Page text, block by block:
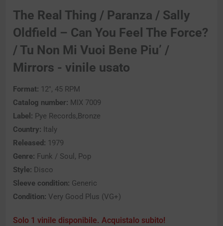
The Real Thing / Paranza / Sally
Oldfield – Can You Feel The Force?
/ Tu Non Mi Vuoi Bene Piu’ /
Mirrors - vinile usato
Format: 12″, 45 RPM
Catalog number: MIX 7009
Label: Pye Records,Bronze
Country: Italy
Released: 1979
Genre: Funk / Soul, Pop
Style: Disco
Sleeve condition: Generic
Condition: Very Good Plus (VG+)
Solo 1 vinile disponibile. Acquistalo subito!